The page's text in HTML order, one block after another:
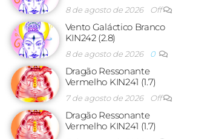
8 de agosto de 2026 Off
Vento Galáctico Branco
KIN242 (2.8)
8 de agosto de 2026 0
Dragão Ressonante
Vermelho KIN241 (1.7)
7 de agosto de 2026 Off
Dragão Ressonante
Vermelho KIN241 (1.7)